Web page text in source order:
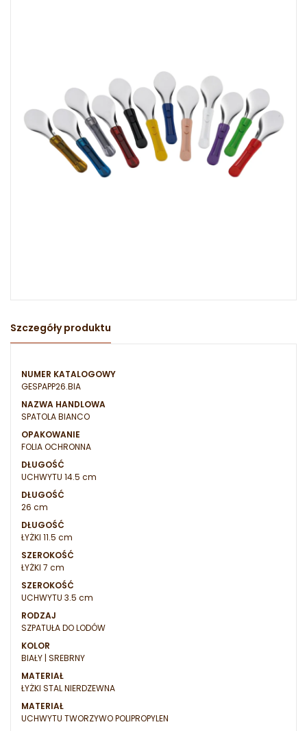
Szczegóły produktu
NUMER KATALOGOWY
GESPAPP26.BIA
NAZWA HANDLOWA
SPATOLA BIANCO
OPAKOWANIE
FOLIA OCHRONNA
DŁUGOŚĆ
UCHWYTU 14.5 cm
DŁUGOŚĆ
26 cm
DŁUGOŚĆ
ŁYŻKI 11.5 cm
SZEROKOŚĆ
ŁYŻKI 7 cm
SZEROKOŚĆ
UCHWYTU 3.5 cm
RODZAJ
SZPATUŁA DO LODÓW
KOLOR
BIAŁY | SREBRNY
MATERIAŁ
ŁYŻKI STAL NIERDZEWNA
MATERIAŁ
UCHWYTU TWORZYWO POLIPROPYLEN